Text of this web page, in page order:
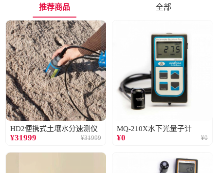
推荐商品 全部
HD2便携式土壤水分速测仪
¥31999 ¥31999
MQ-210X水下光量子计
¥0 ¥0